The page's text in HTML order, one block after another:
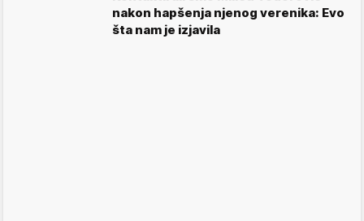
nakon hapšenja njenog verenika: Evo
šta nam je izjavila